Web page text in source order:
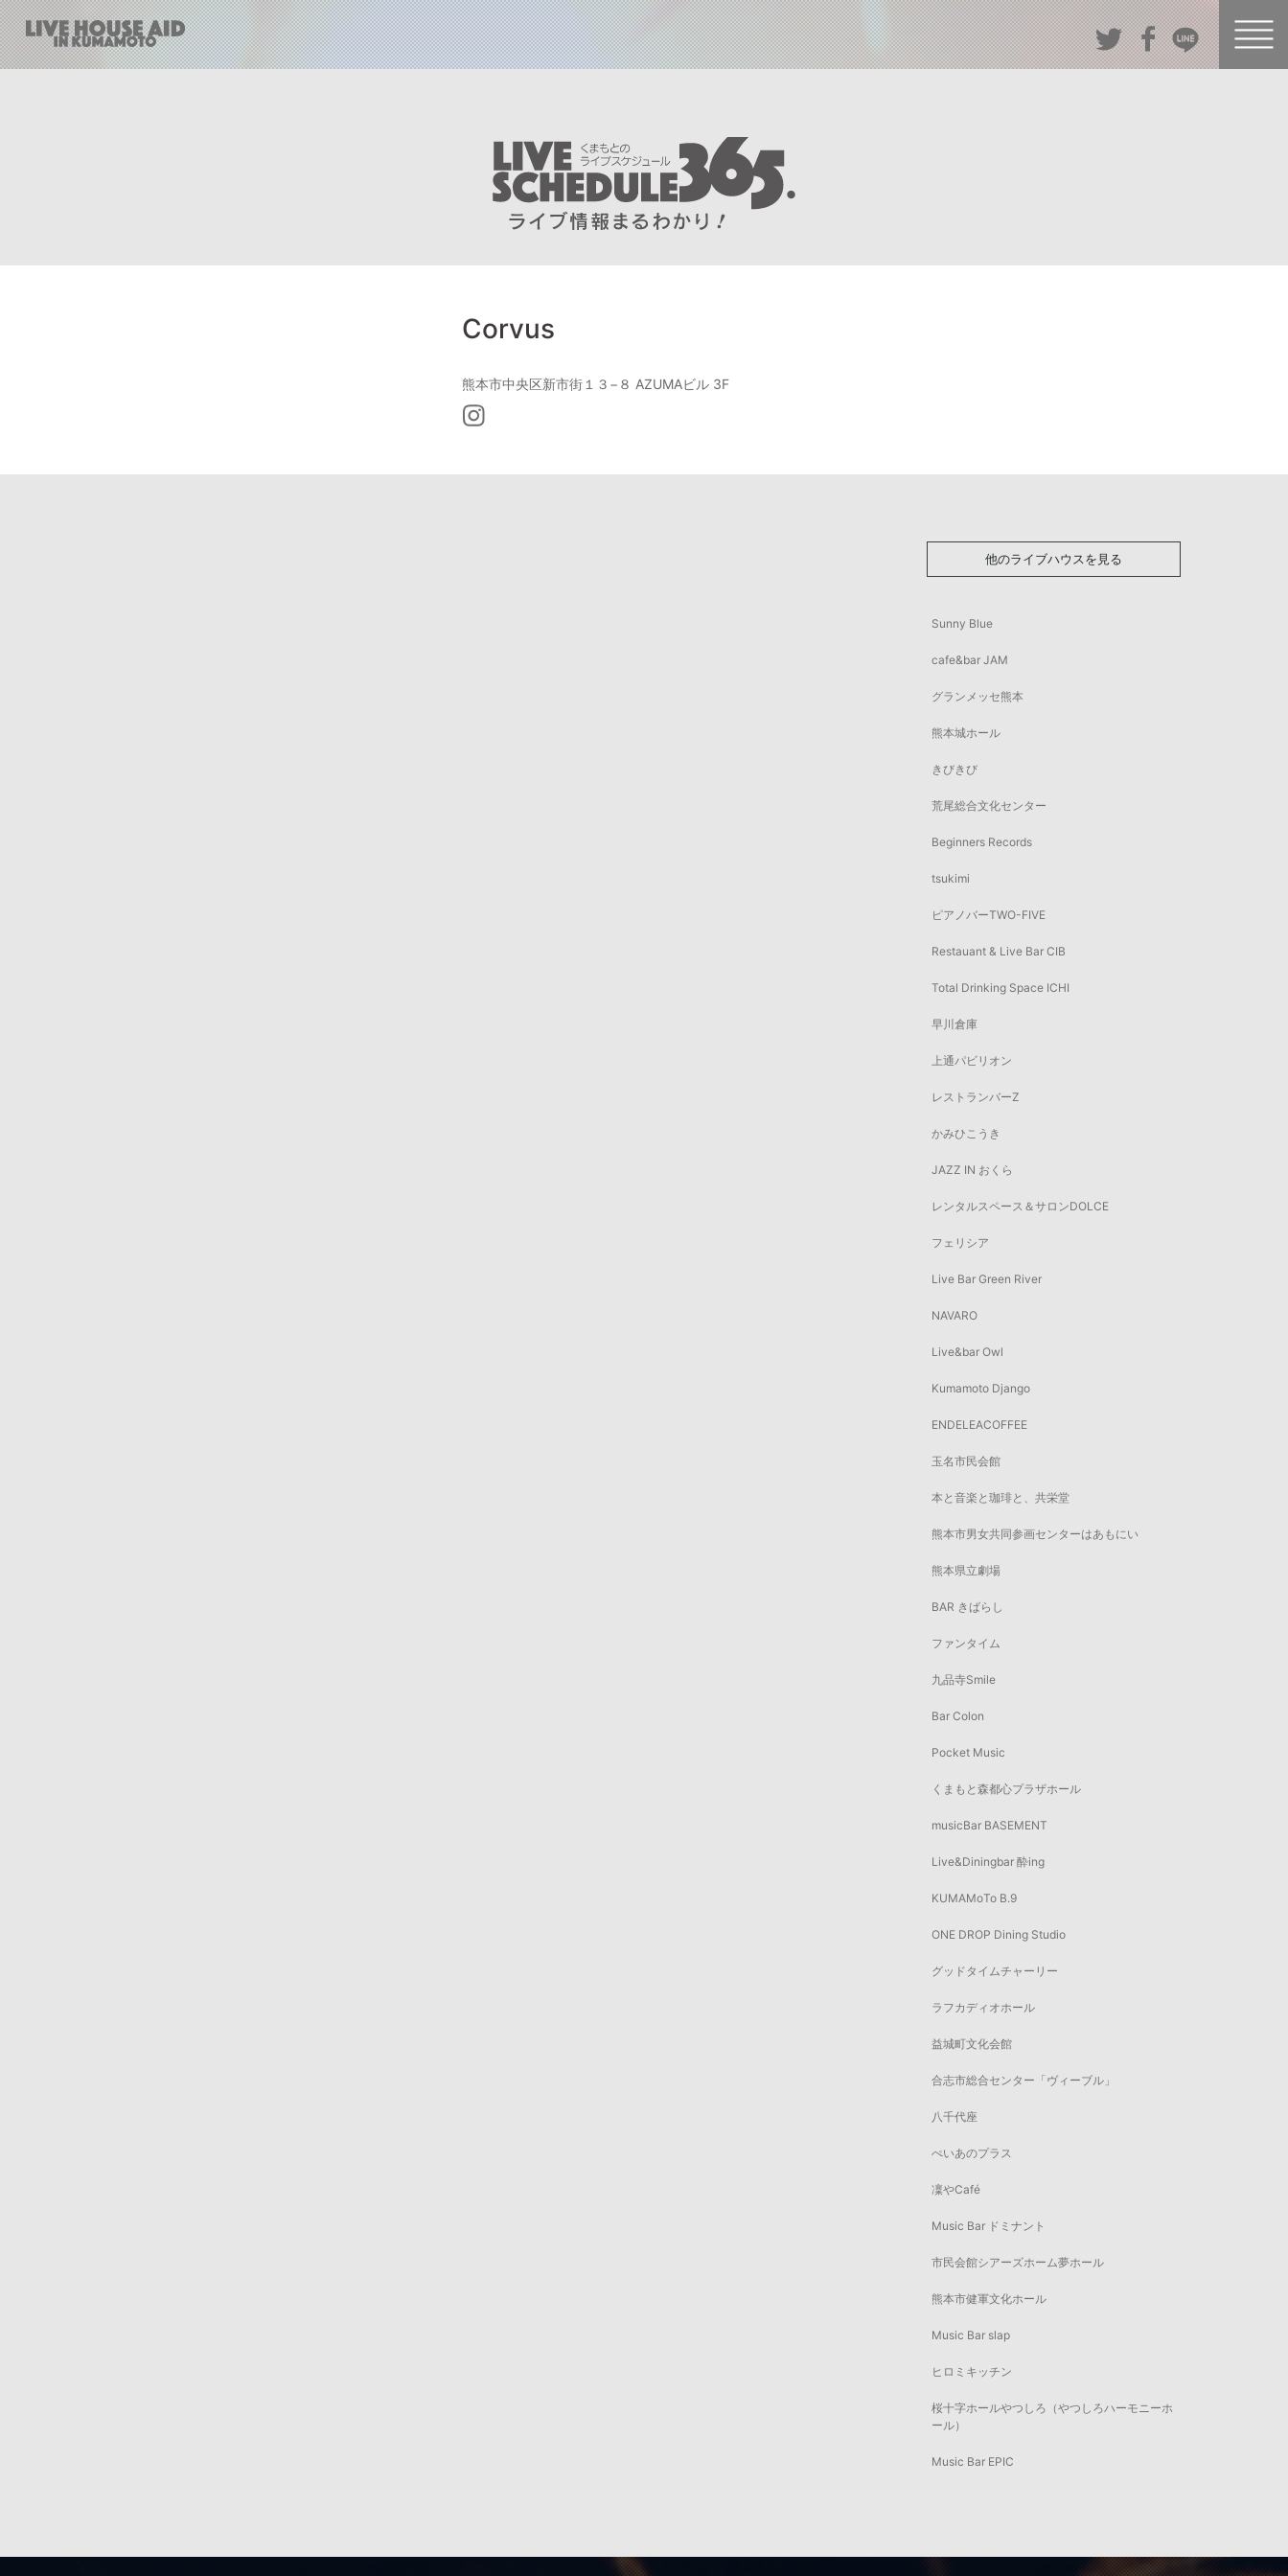
Corvus
熊本市中央区新市街１３−８ AZUMAビル 3F
他のライブハウスを見る
Sunny Blue
cafe&bar JAM
グランメッセ熊本
熊本城ホール
きびきび
荒尾総合文化センター
Beginners Records
tsukimi
ピアノバーTWO-FIVE
Restauant & Live Bar CIB
Total Drinking Space ICHI
早川倉庫
上通パビリオン
レストランバーZ
かみひこうき
JAZZ IN おくら
レンタルスペース＆サロンDOLCE
フェリシア
Live Bar Green River
NAVARO
Live&bar Owl
Kumamoto Django
ENDELEACOFFEE
玉名市民会館
本と音楽と珈琲と、共栄堂
熊本市男女共同参画センターはあもにい
熊本県立劇場
BAR きばらし
ファンタイム
九品寺Smile
Bar Colon
Pocket Music
くまもと森都心プラザホール
musicBar BASEMENT
Live&Diningbar 酔ing
KUMAMoTo B.9
ONE DROP Dining Studio
グッドタイムチャーリー
ラフカディオホール
益城町文化会館
合志市総合センター「ヴィーブル」
八千代座
ぺいあのプラス
凜やCafé
Music Bar ドミナント
市民会館シアーズホーム夢ホール
熊本市健軍文化ホール
Music Bar slap
ヒロミキッチン
桜十字ホールやつしろ（やつしろハーモニーホ
ール）
Music Bar EPIC